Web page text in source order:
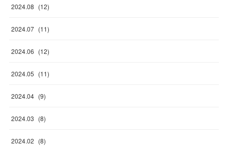
2024.08 (12)
2024.07 (11)
2024.06 (12)
2024.05 (11)
2024.04 (9)
2024.03 (8)
2024.02 (8)